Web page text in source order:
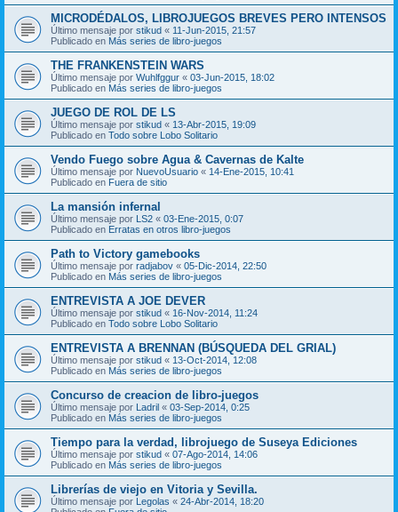
MICRODÉDALOS, LIBROJUEGOS BREVES PERO INTENSOS
Último mensaje por stikud « 11-Jun-2015, 21:57
Publicado en Más series de libro-juegos
THE FRANKENSTEIN WARS
Último mensaje por Wuhlfggur « 03-Jun-2015, 18:02
Publicado en Más series de libro-juegos
JUEGO DE ROL DE LS
Último mensaje por stikud « 13-Abr-2015, 19:09
Publicado en Todo sobre Lobo Solitario
Vendo Fuego sobre Agua & Cavernas de Kalte
Último mensaje por NuevoUsuario « 14-Ene-2015, 10:41
Publicado en Fuera de sitio
La mansión infernal
Último mensaje por LS2 « 03-Ene-2015, 0:07
Publicado en Erratas en otros libro-juegos
Path to Victory gamebooks
Último mensaje por radjabov « 05-Dic-2014, 22:50
Publicado en Más series de libro-juegos
ENTREVISTA A JOE DEVER
Último mensaje por stikud « 16-Nov-2014, 11:24
Publicado en Todo sobre Lobo Solitario
ENTREVISTA A BRENNAN (BÚSQUEDA DEL GRIAL)
Último mensaje por stikud « 13-Oct-2014, 12:08
Publicado en Más series de libro-juegos
Concurso de creacion de libro-juegos
Último mensaje por Ladril « 03-Sep-2014, 0:25
Publicado en Más series de libro-juegos
Tiempo para la verdad, librojuego de Suseya Ediciones
Último mensaje por stikud « 07-Ago-2014, 14:06
Publicado en Más series de libro-juegos
Librerías de viejo en Vitoria y Sevilla.
Último mensaje por Legolas « 24-Abr-2014, 18:20